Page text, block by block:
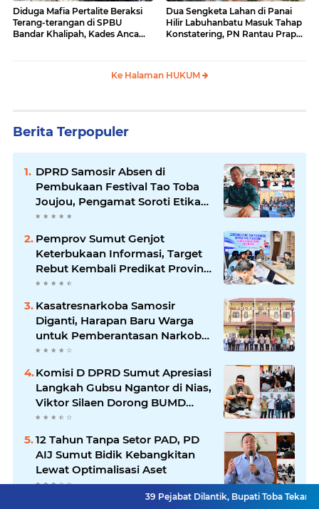
Diduga Mafia Pertalite Beraksi
Terang-terangan di SPBU
Bandar Khalipah, Kades Ancam
Dua Sengketa Lahan di Panai
Hilir Labuhanbatu Masuk Tahap
Konstatering, PN Rantau Prapat
Ke Halaman HUKUM
Berita Terpopuler
DPRD Samosir Absen di
Pembukaan Festival Tao Toba
Joujou, Pengamat Soroti Etika
Birokrasi Pemkab
Pemprov Sumut Genjot
Keterbukaan Informasi, Target
Rebut Kembali Predikat Provinsi
Informatif
Kasatresnarkoba Samosir
Diganti, Harapan Baru Warga
untuk Pemberantasan Narkoba
Menguat
Komisi D DPRD Sumut Apresiasi
Langkah Gubsu Ngantor di Nias,
Viktor Silaen Dorong BUMD
Kelola Rumput Laut
12 Tahun Tanpa Setor PAD, PD
AIJ Sumut Bidik Kebangkitan
Lewat Optimalisasi Aset
39 Pejabat Dilantik, Bupati Toba Tekankan Integritas